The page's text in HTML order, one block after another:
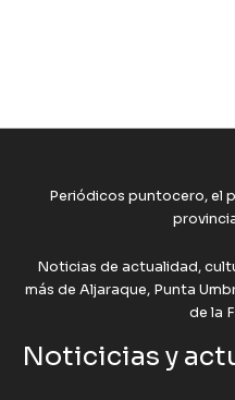
Periódicos puntocero, el
Noticias de actualidad,
más de Aljaraque, Punta
de la
Noticicias y